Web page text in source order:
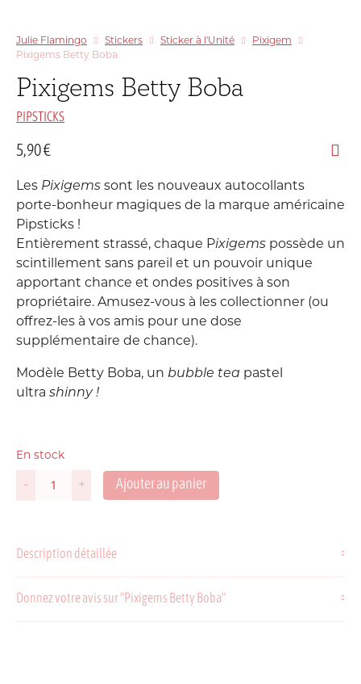
Julie Flamingo Stickers Sticker à l'Unité
Pixigem
Pixigems Betty Boba
Pixigems Betty Boba
PIPSTICKS
5,90€
Les Pixigems sont les nouveaux autocollants
porte-bonheur magiques de la marque américaine
Pipsticks !
Entièrement strassé, chaque Pixigems possède un
scintillement sans pareil et un pouvoir unique
apportant chance et ondes positives à son
propriétaire. Amusez-vous à les collectionner (ou
offrez-les à vos amis pour une dose
supplémentaire de chance).
Modèle Betty Boba, un bubble tea pastel
ultra shinny !
En stock
-
quantité
Boba
+ Ajouter au panier
Description détaillée
Donnez votre avis sur "Pixigems Betty Boba"